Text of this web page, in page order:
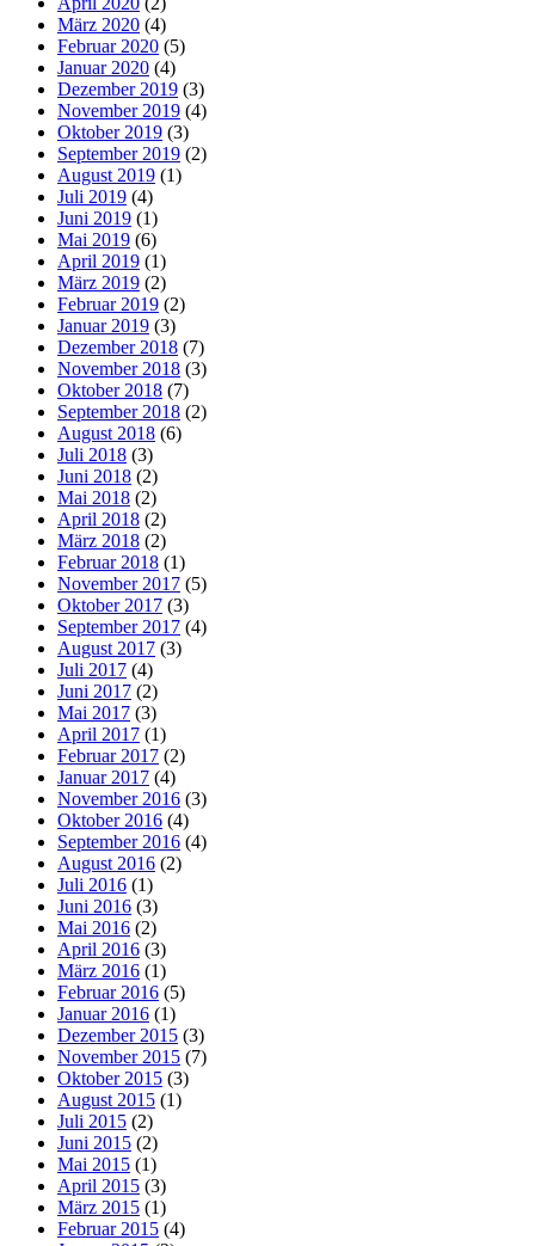
März 2020 (4)
Februar 2020 (5)
Januar 2020 (4)
Dezember 2019 (3)
November 2019 (4)
Oktober 2019 (3)
September 2019 (2)
August 2019 (1)
Juli 2019 (4)
Juni 2019 (1)
Mai 2019 (6)
April 2019 (1)
März 2019 (2)
Februar 2019 (2)
Januar 2019 (3)
Dezember 2018 (7)
November 2018 (3)
Oktober 2018 (7)
September 2018 (2)
August 2018 (6)
Juli 2018 (3)
Juni 2018 (2)
Mai 2018 (2)
April 2018 (2)
März 2018 (2)
Februar 2018 (1)
November 2017 (5)
Oktober 2017 (3)
September 2017 (4)
August 2017 (3)
Juli 2017 (4)
Juni 2017 (2)
Mai 2017 (3)
April 2017 (1)
Februar 2017 (2)
Januar 2017 (4)
November 2016 (3)
Oktober 2016 (4)
September 2016 (4)
August 2016 (2)
Juli 2016 (1)
Juni 2016 (3)
Mai 2016 (2)
April 2016 (3)
März 2016 (1)
Februar 2016 (5)
Januar 2016 (1)
Dezember 2015 (3)
November 2015 (7)
Oktober 2015 (3)
August 2015 (1)
Juli 2015 (2)
Juni 2015 (2)
Mai 2015 (1)
April 2015 (3)
März 2015 (1)
Februar 2015 (4)